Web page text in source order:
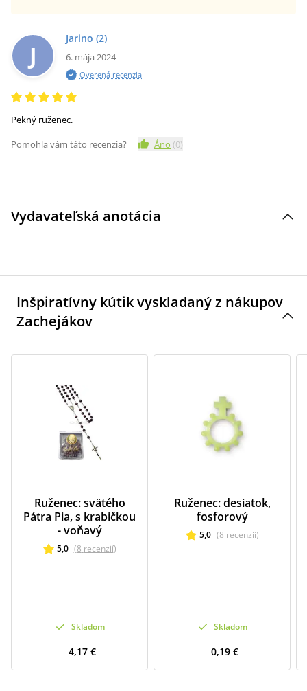
J
Jarino (2)
6. mája 2024
Overená recenzia
Pekný ruženec.
Pomohla vám táto recenzia?
Áno (0)
Vydavateľská anotácia
Inšpiratívny kútik vyskladaný z nákupov
Zachejákov
Ruženec: svätého
Pátra Pia, s krabičkou
- voňavý
5,0 (8 recenzií)
Skladom
4,17 €
Ruženec: desiatok,
fosforový
5,0 (8 recenzií)
Skladom
0,19 €